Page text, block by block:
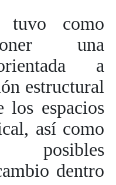
tuvo como
una
a
estructural
los espacios
así como
posibles
dentro